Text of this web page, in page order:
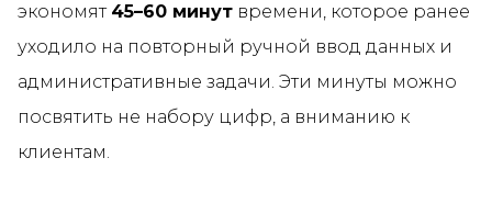
экономят 45–60 минут времени, которое ранее
уходило на повторный ручной ввод данных и
административные задачи. Эти минуты можно
посвятить не набору цифр, а вниманию к
клиентам.